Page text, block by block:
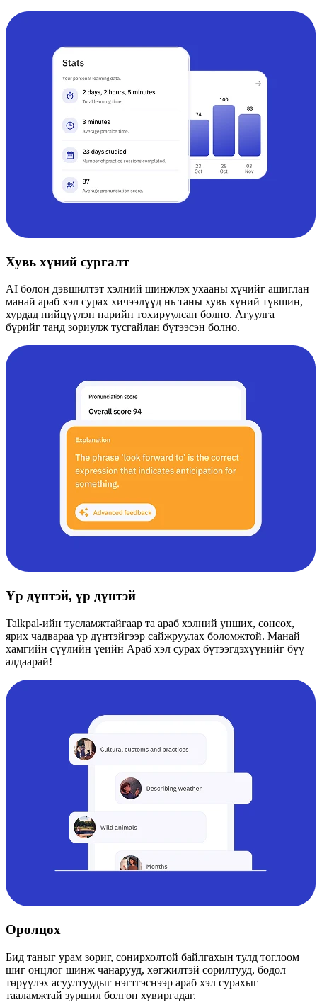
Хувь хүний ​​​​сургалт
AI болон дэвшилтэт хэлний шинжлэх ухааны хүчийг ашиглан
манай араб хэл сурах хичээлүүд нь таны хувь хүний ​​түвшин,
хурдад нийцүүлэн нарийн тохируулсан болно. Агуулга
бүрийг танд зориулж тусгайлан бүтээсэн болно.
Үр дүнтэй, үр дүнтэй
Talkpal-ийн тусламжтайгаар та араб хэлний унших, сонсох,
ярих чадвараа үр дүнтэйгээр сайжруулах боломжтой. Манай
хамгийн сүүлийн үеийн Араб хэл сурах бүтээгдэхүүнийг бүү
алдаарай!
Оролцох
Бид таныг урам зориг, сонирхолтой байлгахын тулд тоглоом
шиг онцлог шинж чанарууд, хөгжилтэй сорилтууд, бодол
төрүүлэх асуултуудыг нэгтгэснээр араб хэл сурахыг
тааламжтай зуршил болгон хувиргадаг.